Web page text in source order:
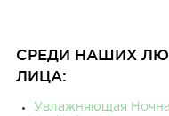
СРЕДИ НАШИХ
ЛИЦА:
Увлажняющая